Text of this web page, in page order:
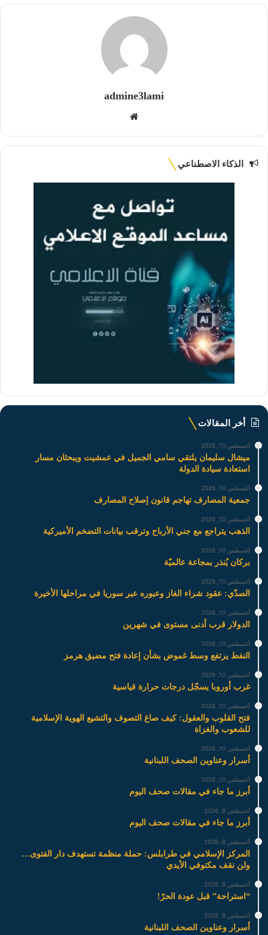
admine3lami
الذكاء الاصطناعي
أخر المقالات
أغسطس 10, 2026
ميشال سليمان يلتقي سامي الجميل في عمشيت ويبحثان مسار
استعادة سيادة الدولة
أغسطس 10, 2026
جمعية المصارف تهاجم قانون إصلاح المصارف
أغسطس 10, 2026
الذهب يتراجع مع جني الأرباح وترقب بيانات التضخم الأميركية
أغسطس 10, 2026
بركان يُنذر بمجاعة عالميّة
أغسطس 10, 2026
الصدّي: عقود شراء الغاز وعبوره عبر سوريا في مراحلها الأخيرة
أغسطس 10, 2026
الدولار قرب أدنى مستوى في شهرين
أغسطس 10, 2026
النفط يرتفع وسط غموض بشأن إعادة فتح مضيق هرمز
أغسطس 10, 2026
غرب أوروبا يسجّل درجات حرارة قياسية
أغسطس 10, 2026
فتح القلوب والعقول: كيف صاغ التصوف والتشيع الهوية الإسلامية
للشعوب والغزاة
أغسطس 10, 2026
أسرار وعناوين الصحف اللبنانية
أغسطس 10, 2026
أبرز ما جاء في مقالات صحف اليوم
أغسطس 9, 2026
أبرز ما جاء في مقالات صحف اليوم
أغسطس 8, 2026
المركز الإسلامي في طرابلس: حملة منظمة تستهدف دار الفتوى…
ولن نقف مكتوفي الأيدي
أغسطس 8, 2026
“استراحة” قبل عودة الحرّ!
أغسطس 8, 2026
أسرار وعناوين الصحف اللبنانية